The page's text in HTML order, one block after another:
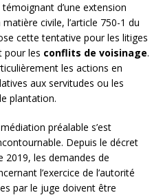
témoignant d’une extension
civile, l’article 750-1 du
cette tentative pour les litiges
pour les conflits de voisinage.
les actions en
aux servitudes ou les
plantation.
préalable s’est
Depuis le décret
2019, les demandes de
l’exercice de l’autorité
par le juge doivent être